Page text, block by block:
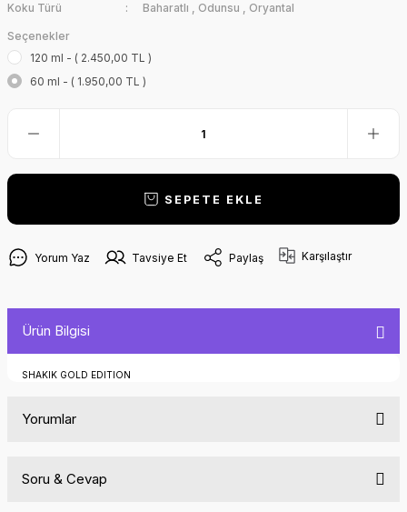
Koku Türü
Baharatlı , Odunsu , Oryantal
Seçenekler
120 ml - ( 2.450,00 TL )
60 ml - ( 1.950,00 TL )
SEPETE EKLE
Yorum Yaz Tavsiye Et Paylaş Karşılaştır
Ürün Bilgisi
SHAKIK GOLD EDITION
Yorumlar
Soru & Cevap